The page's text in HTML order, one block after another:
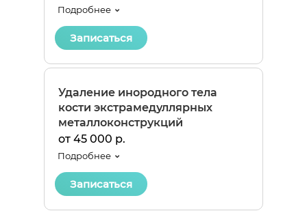
Подробнее
Записаться
Удаление инородного тела
кости экстрамедуллярных
металлоконструкций
от 45 000 р.
Подробнее
Записаться